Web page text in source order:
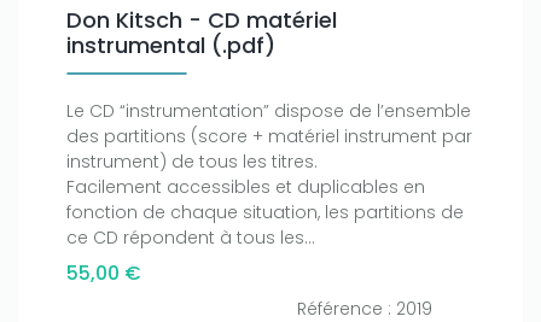
Don Kitsch - CD matériel
instrumental (.pdf)
Le CD “instrumentation” dispose de l’ensemble
des partitions (score + matériel instrument par
instrument) de tous les titres.
Facilement accessibles et duplicables en
fonction de chaque situation, les partitions de
ce CD répondent à tous les...
55,00 €
Référence : 2019
Only play atJoo casinoif you really want to win a huge
amount on your credits!